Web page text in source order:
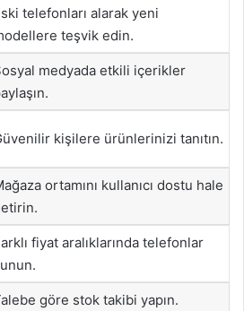
telefonları alarak yeni
teşvik edin.
medyada etkili içerikler
kişilere ürünlerinizi tanıtın.
ortamını kullanıcı dostu hale
fiyat aralıklarında telefonlar
göre stok takibi yapın.